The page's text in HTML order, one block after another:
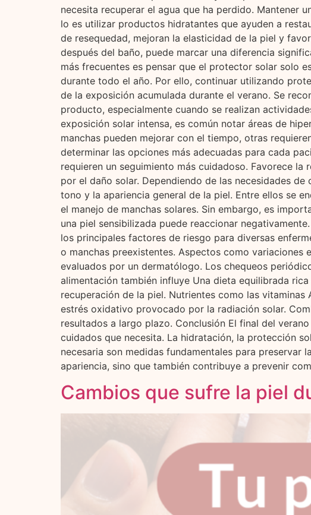
necesita recuperar el agua que ha perdido. Mantener
lo es utilizar productos hidratantes que ayuden a
de resequedad, mejoran la elasticidad de la piel y
después del baño, puede marcar una diferencia
más frecuentes es pensar que el protector solar solo
durante todo el año. Por ello, continuar utilizando
de la exposición acumulada durante el verano. Se
producto, especialmente cuando se realizan
exposición solar intensa, es común notar áreas de
manchas pueden mejorar con el tiempo, otras
determinar las opciones más adecuadas para cada
requieren un seguimiento más cuidadoso. Favorece
por el daño solar. Dependiendo de las necesidades
tono y la apariencia general de la piel. Entre ellos se
el manejo de manchas solares. Sin embargo, es
una piel sensibilizada puede reaccionar
los principales factores de riesgo para diversas
o manchas preexistentes. Aspectos como
evaluados por un dermatólogo. Los chequeos
alimentación también influye Una dieta equilibrada
recuperación de la piel. Nutrientes como las
estrés oxidativo provocado por la radiación solar.
resultados a largo plazo. Conclusión El final del
cuidados que necesita. La hidratación, la protección
necesaria son medidas fundamentales para preservar
apariencia, sino que también contribuye a prevenir
Cambios que sufre la piel